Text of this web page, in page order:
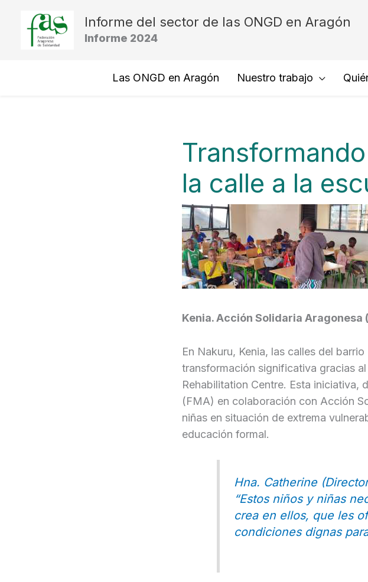
contenido
Informe del sector de las ONGD en Aragón
Informe 2024
Las ONGD en Aragón Nuestro trabajo
la calle a la
Kenia. Acción Solidaria Aragonesa
En Nakuru, Kenia, las calles del
transformación significativa gracias
Rehabilitation Centre. Esta iniciativa,
(FMA) en colaboración con Acción
niñas en situación de extrema
educación formal.
Hna. Catherine
“Estos niños y niñas
crea en ellos, que les
condiciones dignas